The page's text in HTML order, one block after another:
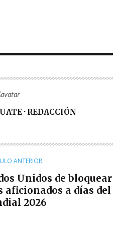
· REDACCIÓN
ANTERIOR
Unidos de bloquear
aficionados a días del
2026